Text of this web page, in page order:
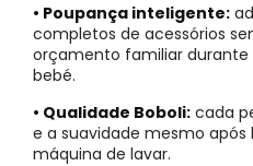
• Poupança inteligente:
completos de acessórios
orçamento familiar durante
bebé.
• Qualidade Boboli: cada
e a suavidade mesmo
máquina de lavar.